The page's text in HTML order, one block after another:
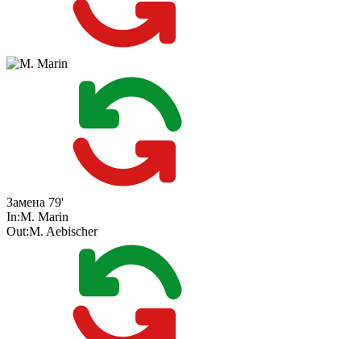
Замена 79'
In:M. Marin
Out:M. Aebischer